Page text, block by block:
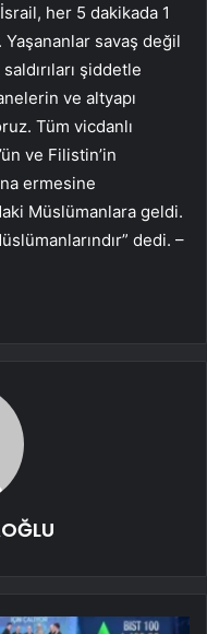
her 5 dakikada 1
savaş değil
şiddetle
ve altyapı
Tüm vicdanlı
ve Filistin’in
ermesine
Müslümanlara geldi.
dedi. –